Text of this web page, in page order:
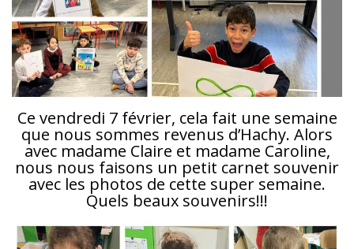
Ce vendredi 7 février, cela fait une semaine
que nous sommes revenus d’Hachy. Alors
avec madame Claire et madame Caroline,
nous nous faisons un petit carnet souvenir
avec les photos de cette super semaine.
Quels beaux souvenirs!!!